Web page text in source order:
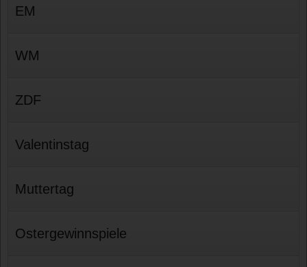
EM
WM
ZDF
Valentinstag
Muttertag
Ostergewinnspiele